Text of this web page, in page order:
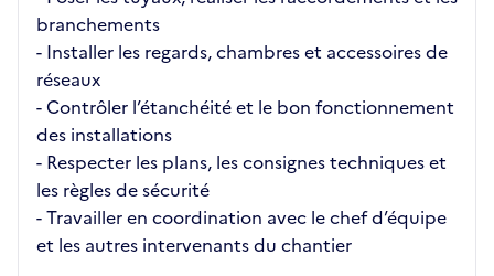
branchements
- Installer les regards, chambres et accessoires de
réseaux
- Contrôler l’étanchéité et le bon fonctionnement
des installations
- Respecter les plans, les consignes techniques et
les règles de sécurité
- Travailler en coordination avec le chef d’équipe
et les autres intervenants du chantier